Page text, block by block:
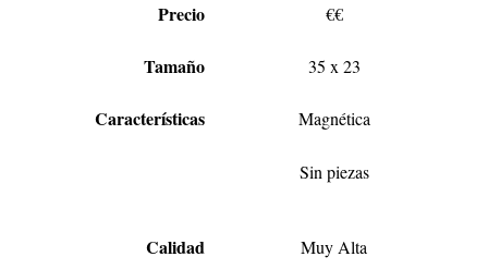
Precio €€
Tamaño 35 x 23
Características Magnética
Sin piezas
Calidad Muy Alta